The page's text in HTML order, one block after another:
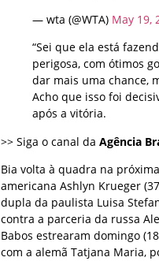
— wta (@WTA) May 19,
“Sei que ela está
perigosa, com ótimos
dar mais uma chance,
Acho que isso foi
após a vitória.
>> Siga o canal da Agência
Bia volta à quadra na
americana Ashlyn Krueger
dupla da paulista Luisa
contra a parceria da russa
Babos estrearam domingo
com a alemã Tatjana Maria,